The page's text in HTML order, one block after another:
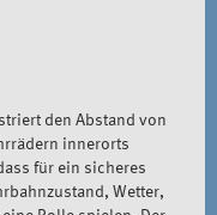
den Abstand von
innerorts
für ein sicheres
Wetter,